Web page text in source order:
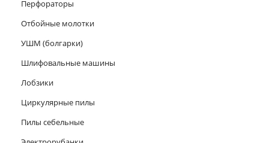
Перфораторы
Отбойные молотки
УШМ (болгарки)
Шлифовальные машины
Лобзики
Циркулярные пилы
Пилы себельные